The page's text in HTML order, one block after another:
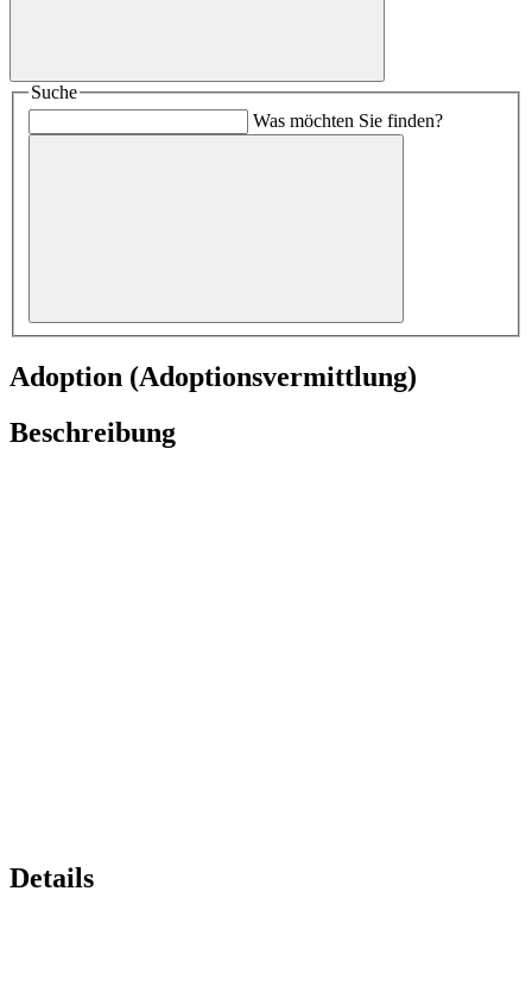
Suche
Was möchten Sie finden?
Adoption (Adoptionsvermittlung)
Beschreibung
Details